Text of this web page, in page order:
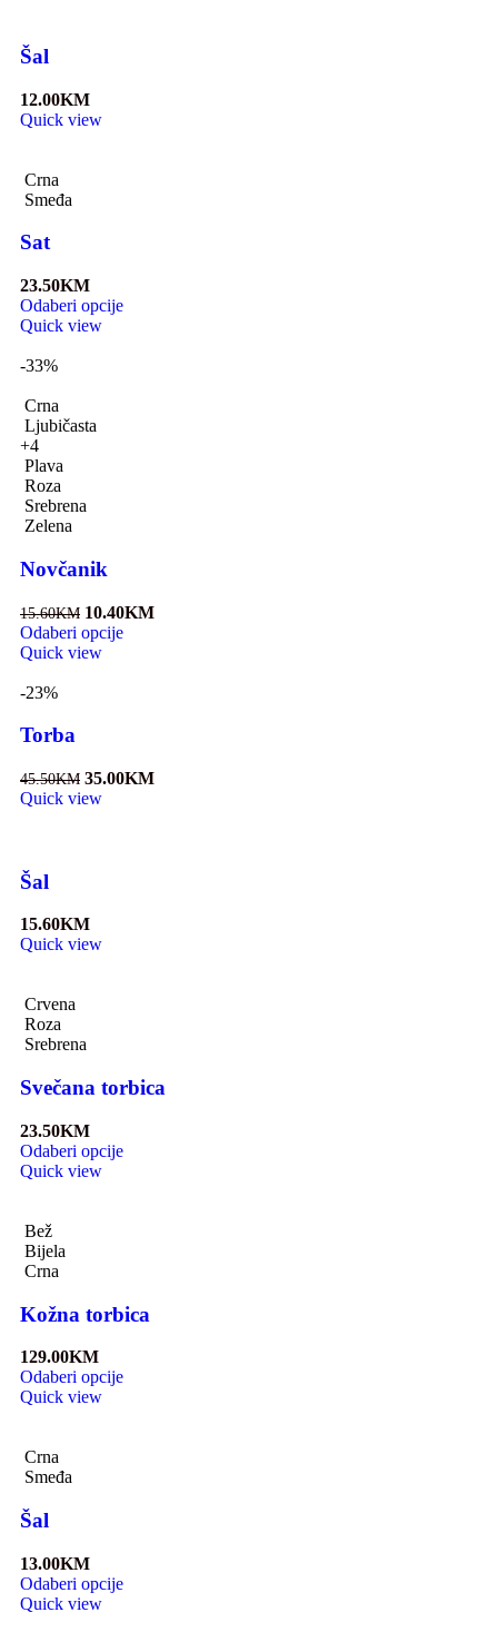
Šal
12.00KM
Quick view
Crna
Smeđa
Sat
23.50KM
Odaberi opcije
Quick view
-33%
Crna
Ljubičasta
+4
Plava
Roza
Srebrena
Zelena
Novčanik
15.60KM 10.40KM
Odaberi opcije
Quick view
-23%
Torba
45.50KM 35.00KM
Quick view
Šal
15.60KM
Quick view
Crvena
Roza
Srebrena
Svečana torbica
23.50KM
Odaberi opcije
Quick view
Bež
Bijela
Crna
Kožna torbica
129.00KM
Odaberi opcije
Quick view
Crna
Smeđa
Šal
13.00KM
Odaberi opcije
Quick view